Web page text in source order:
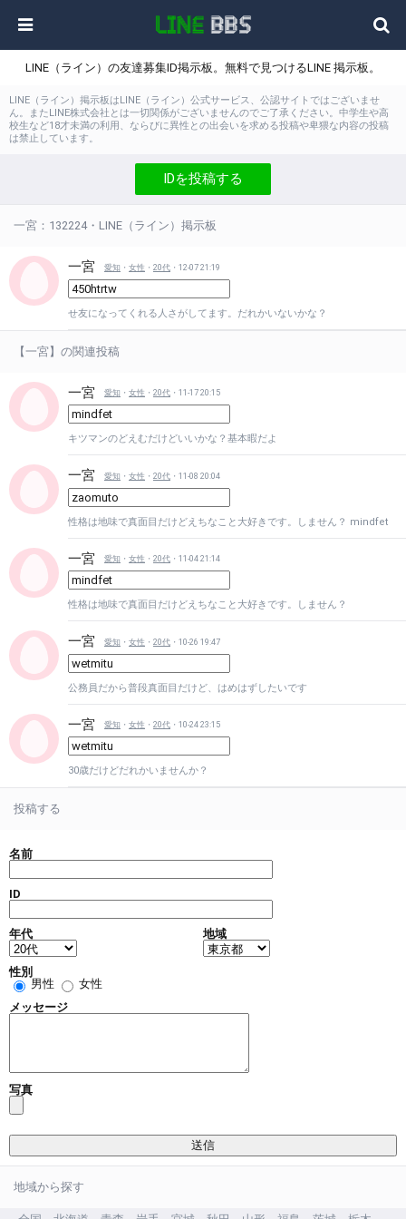
LINE（ライン）の友達募集ID掲示板。無料で見つけるLINE 掲示板。
LINE（ライン）掲示板はLINE（ライン）公式サービス、公認サイトではございませ
ん。またLINE株式会社とは一切関係がございませんのでご了承ください。中学生や高
校生など18才未満の利用、ならびに異性との出会いを求める投稿や卑猥な内容の投稿
は禁止しています。
IDを投稿する
一宮：132224・LINE（ライン）掲示板
一宮 愛知 ・ 女性 ・ 20代 ・12-07 21:19
せ友になってくれる人さがしてます。だれかいないかな？
【一宮】の関連投稿
一宮 愛知 ・ 女性 ・ 20代 ・11-17 20:15
キツマンのどえむだけどいいかな？基本暇だよ
一宮 愛知 ・ 女性 ・ 20代 ・11-08 20:04
性格は地味で真面目だけどえちなこと大好きです。しません？ mindfet
一宮 愛知 ・ 女性 ・ 20代 ・11-04 21:14
性格は地味で真面目だけどえちなこと大好きです。しません？
一宮 愛知 ・ 女性 ・ 20代 ・10-26 19:47
公務員だから普段真面目だけど、はめはずしたいです
一宮 愛知 ・ 女性 ・ 20代 ・10-24 23:15
30歳だけどだれかいませんか？
投稿する
名前
ID
年代 地域
性別
男性
女性
メッセージ
写真
地域から探す